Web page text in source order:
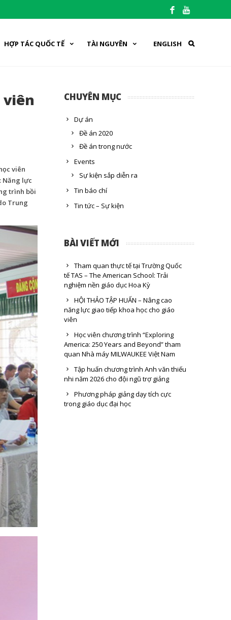
HỢP TÁC QUỐC TẾ TÀI NGUYÊN ENGLISH
viên
viên
Năng lực
trình bồi
Trung
CHUYÊN MỤC
Dự án
Đề án 2020
Đề án trong nước
Events
Sự kiện sắp diễn ra
Tin báo chí
Tin tức – Sự kiện
BÀI VIẾT MỚI
Tham quan thực tế tại Trường Quốc
tế TAS – The American School: Trải
nghiệm nền giáo dục Hoa Kỳ
HỘI THẢO TẬP HUẤN – Nâng cao
năng lực giao tiếp khoa học cho giáo
viên
Học viên chương trình “Exploring
America: 250 Years and Beyond” tham
quan Nhà máy MILWAUKEE Việt Nam
Tập huấn chương trình Anh văn thiếu
nhi năm 2026 cho đội ngũ trợ giảng
Phương pháp giảng dạy tích cực
trong giáo dục đại học